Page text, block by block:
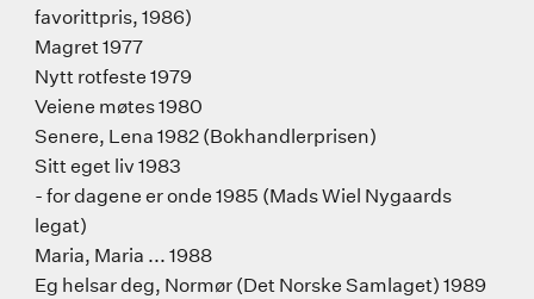
favorittpris, 1986)
Magret 1977
Nytt rotfeste 1979
Veiene møtes 1980
Senere, Lena 1982 (Bokhandlerprisen)
Sitt eget liv 1983
- for dagene er onde 1985 (Mads Wiel Nygaards
legat)
Maria, Maria ... 1988
Eg helsar deg, Normør (Det Norske Samlaget) 1989